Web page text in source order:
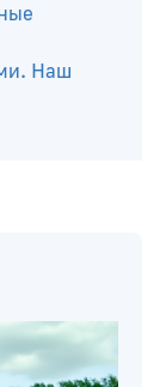
Наш